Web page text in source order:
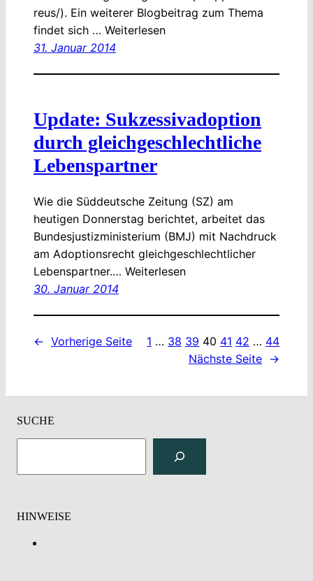
reus/). Ein weiterer Blogbeitrag zum Thema
findet sich … Weiterlesen
31. Januar 2014
Update: Sukzessivadoption
durch gleichgeschlechtliche
Lebenspartner
Wie die Süddeutsche Zeitung (SZ) am
heutigen Donnerstag berichtet, arbeitet das
Bundesjustizministerium (BMJ) mit Nachdruck
am Adoptionsrecht gleichgeschlechtlicher
Lebenspartner.… Weiterlesen
30. Januar 2014
← Vorherige Seite 1 … 38 39 40 41 42 … 44
Nächste Seite →
SUCHE
e
HINWEISE